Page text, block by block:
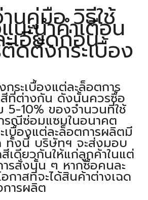
นคู่มือ วิธีใช้
นะนำคำเตือน
เอียดก่อน
ดตั้งกระเบื้อง
กระเบื้องแต่ละล็อตการ
ที่ต่างกัน ดังนั้นควรซื้อ
5-10% ของจำนวนที่ใช้
รณีซ่อมแซมในอนาคต
เบื้องแต่ละล็อตการผลิตมี
ทั้งนี้ บริษัทฯ จะส่งมอบ
เดียวกันให้แก่ลูกค้าในแต่
ารสั่งนั้น ๆ หากซื้อคนละ
กาสที่จะได้สินค้าต่างเฉด
ารผลิต